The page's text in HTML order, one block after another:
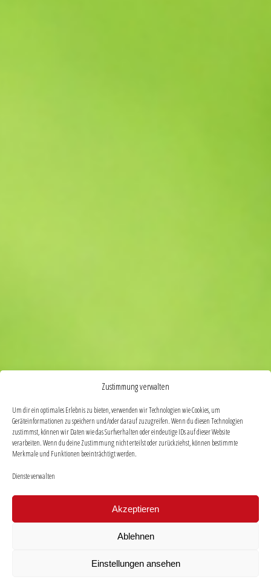
Zustimmung verwalten
Um dir ein optimales Erlebnis zu bieten, verwenden wir Technologien wie Cookies, um
Geräteinformationen zu speichern und/oder darauf zuzugreifen. Wenn du diesen Technologien
zustimmst, können wir Daten wie das Surfverhalten oder eindeutige IDs auf dieser Website
verarbeiten. Wenn du deine Zustimmung nicht erteilst oder zurückziehst, können bestimmte
Merkmale und Funktionen beeinträchtigt werden.
Dienste verwalten
Akzeptieren
Ablehnen
Einstellungen ansehen